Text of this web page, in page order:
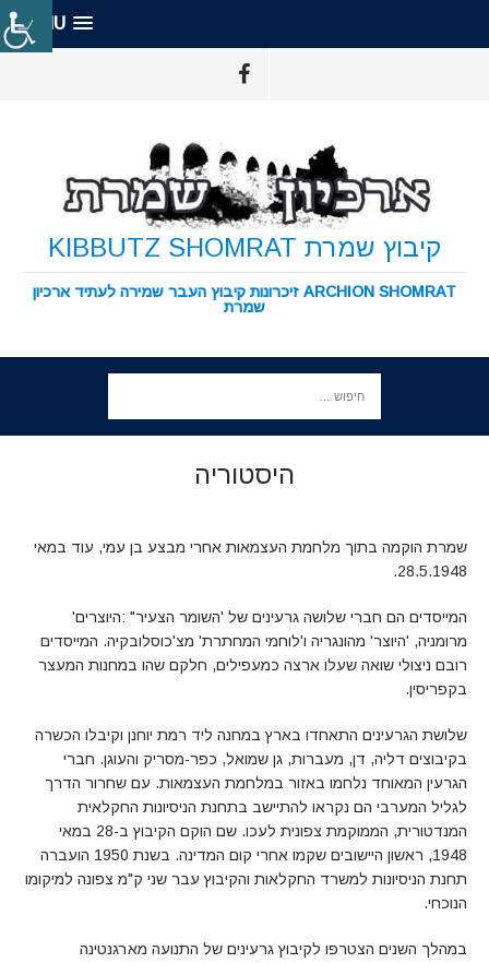
MENU
קיבוץ שמרת KIBBUTZ SHOMRAT
ARCHION SHOMRAT זיכרונות קיבוץ העבר שמירה לעתיד ארכיון
שמרת
היסטוריה
שמרת הוקמה בתוך מלחמת העצמאות אחרי מבצע בן עמי, עוד במאי
28.5.1948.
המייסדים הם חברי שלושה גרעינים של 'השומר הצעיר" :היוצרים'
מרומניה, 'היוצר' מהונגריה ו'לוחמי המחתרת' מצ'כוסלובקיה. המייסדים
רובם ניצולי שואה שעלו ארצה כמעפילים, חלקם שהו במחנות המעצר
בקפריסין.
שלושת הגרעינים התאחדו בארץ במחנה ליד רמת יוחנן וקיבלו הכשרה
בקיבוצים דליה, דן, מעברות, גן שמואל, כפר-מסריק והעוגן. חברי
הגרעין המאוחד נלחמו באזור במלחמת העצמאות. עם שחרור הדרך
לגליל המערבי הם נקראו להתיישב בתחנת הניסיונות החקלאית
המנדטורית, הממוקמת צפונית לעכו. שם הוקם הקיבוץ ב-28 במאי
1948, ראשון היישובים שקמו אחרי קום המדינה. בשנת 1950 הועברה
תחנת הניסיונות למשרד החקלאות והקיבוץ עבר שני ק"מ צפונה למיקומו
הנוכחי.
במהלך השנים הצטרפו לקיבוץ גרעינים של התנועה מארגנטינה